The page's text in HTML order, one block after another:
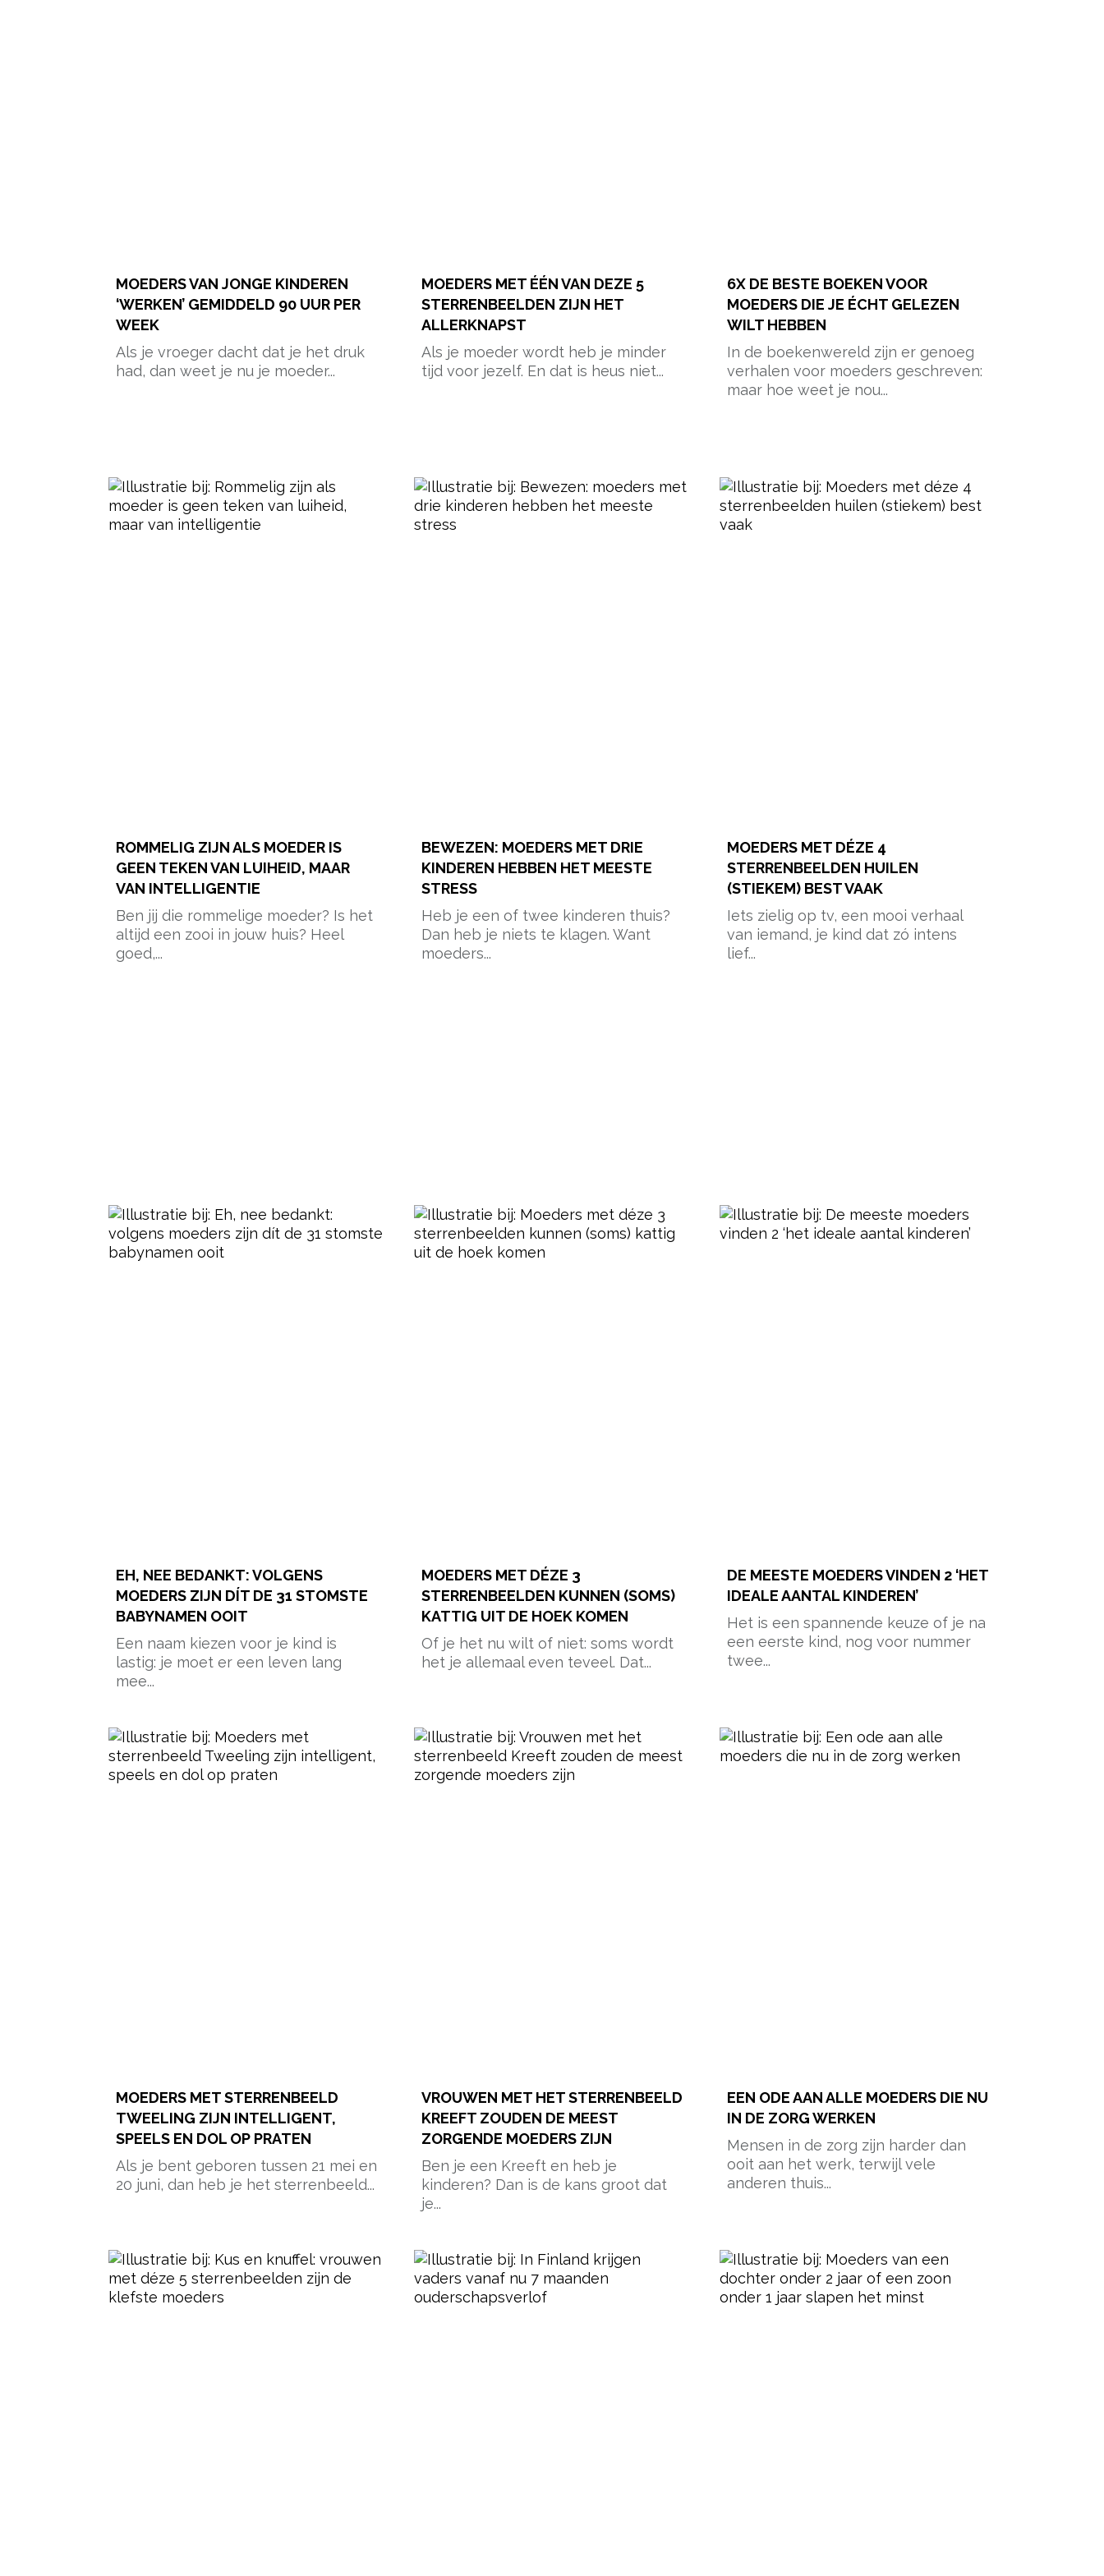
MOEDERS VAN JONGE KINDEREN
‘WERKEN’ GEMIDDELD 90 UUR PER
WEEK
Als je vroeger dacht dat je het druk
had, dan weet je nu je moeder...
MOEDERS MET ÉÉN VAN DEZE 5
STERRENBEELDEN ZIJN HET
ALLERKNAPST
Als je moeder wordt heb je minder
tijd voor jezelf. En dat is heus niet...
6X DE BESTE BOEKEN VOOR
MOEDERS DIE JE ÉCHT GELEZEN
WILT HEBBEN
In de boekenwereld zijn er genoeg
verhalen voor moeders geschreven:
maar hoe weet je nou...
ROMMELIG ZIJN ALS MOEDER IS
GEEN TEKEN VAN LUIHEID, MAAR
VAN INTELLIGENTIE
Ben jij die rommelige moeder? Is het
altijd een zooi in jouw huis? Heel
goed,...
BEWEZEN: MOEDERS MET DRIE
KINDEREN HEBBEN HET MEESTE
STRESS
Heb je een of twee kinderen thuis?
Dan heb je niets te klagen. Want
moeders...
MOEDERS MET DÉZE 4
STERRENBEELDEN HUILEN
(STIEKEM) BEST VAAK
Iets zielig op tv, een mooi verhaal
van iemand, je kind dat zó intens
lief...
EH, NEE BEDANKT: VOLGENS
MOEDERS ZIJN DÍT DE 31 STOMSTE
BABYNAMEN OOIT
Een naam kiezen voor je kind is
lastig: je moet er een leven lang
mee...
MOEDERS MET DÉZE 3
STERRENBEELDEN KUNNEN (SOMS)
KATTIG UIT DE HOEK KOMEN
Of je het nu wilt of niet: soms wordt
het je allemaal even teveel. Dat...
DE MEESTE MOEDERS VINDEN 2 ‘HET
IDEALE AANTAL KINDEREN’
Het is een spannende keuze of je na
een eerste kind, nog voor nummer
twee...
MOEDERS MET STERRENBEELD
TWEELING ZIJN INTELLIGENT,
SPEELS EN DOL OP PRATEN
Als je bent geboren tussen 21 mei en
20 juni, dan heb je het sterrenbeeld...
VROUWEN MET HET STERRENBEELD
KREEFT ZOUDEN DE MEEST
ZORGENDE MOEDERS ZIJN
Ben je een Kreeft en heb je
kinderen? Dan is de kans groot dat
je...
EEN ODE AAN ALLE MOEDERS DIE NU
IN DE ZORG WERKEN
Mensen in de zorg zijn harder dan
ooit aan het werk, terwijl vele
anderen thuis...